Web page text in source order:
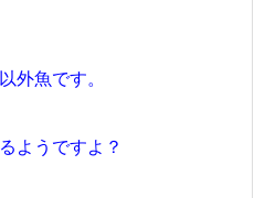
外魚です。
ようですよ？